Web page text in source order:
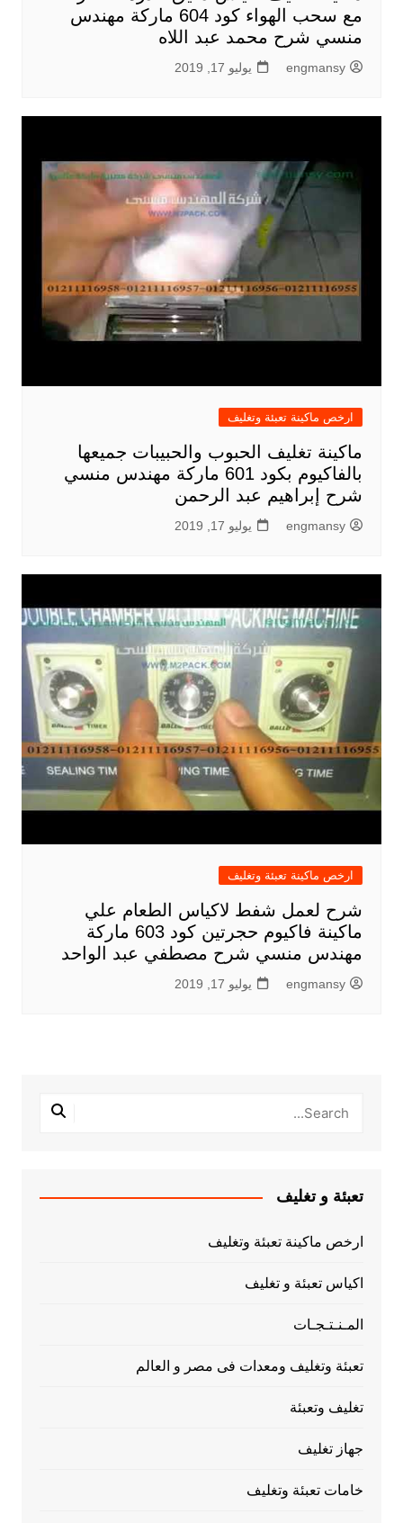
مع سحب الهواء كود 604 ماركة مهندس
منسي شرح محمد عبد اللاه
engmansy يوليو 17, 2019
ارخص ماكينة تعبئة وتغليف
ماكينة تغليف الحبوب والحبيبات جميعها
بالفاكيوم بكود 601 ماركة مهندس منسي
شرح إبراهيم عبد الرحمن
engmansy يوليو 17, 2019
ارخص ماكينة تعبئة وتغليف
شرح لعمل شفط لاكياس الطعام علي
ماكينة فاكيوم حجرتين كود 603 ماركة
مهندس منسي شرح مصطفي عبد الواحد
engmansy يوليو 17, 2019
تعبئة و تغليف
ارخص ماكينة تعبئة وتغليف
اكياس تعبئة و تغليف
المـنـتـجـات
تعبئة وتغليف ومعدات فى مصر و العالم
تغليف وتعبئة
جهاز تغليف
خامات تعبئة وتغليف